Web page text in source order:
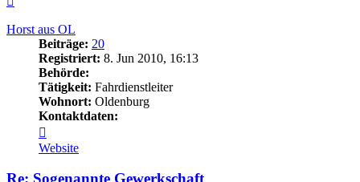
Horst aus OL
Beiträge: 20
Registriert: 8. Jun 2010, 16:13
Behörde:
Tätigkeit: Fahrdienstleiter
Wohnort: Oldenburg
Kontaktdaten:
von
Horst
aus
Website